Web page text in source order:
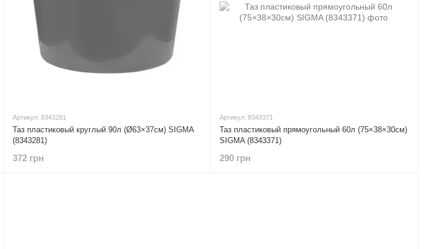
Артикул: 8343281
Таз пластиковый круглый 90л (Ø63×37см) SIGMA
(8343281)
372 грн
Артикул: 8343371
Таз пластиковый прямоугольный 60л (75×38×30см)
SIGMA (8343371)
290 грн